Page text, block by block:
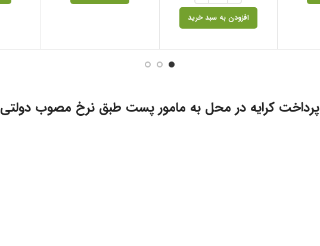
افزودن به سبد خرید
پرداخت کرایه در محل به مامور پست طبق نرخ مصوب دولتی